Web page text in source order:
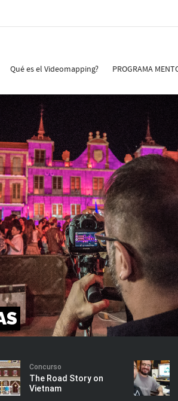
Qué es el Videomapping? PROGRAMA
Concurso
The Road Story on
Vietnam